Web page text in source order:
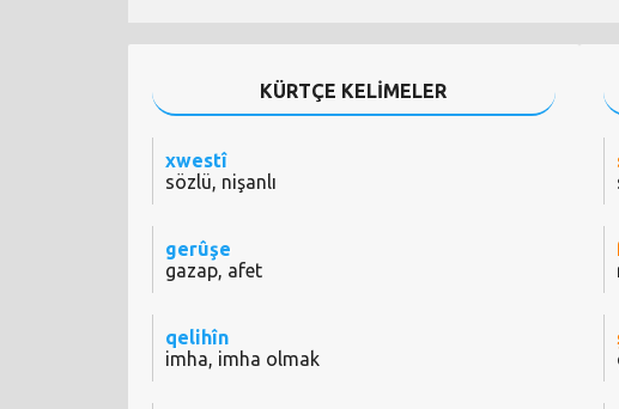
KÜRTÇE KELİMELER
xwestî
sözlü, nişanlı
gerûşe
gazap, afet
qelihîn
imha, imha olmak